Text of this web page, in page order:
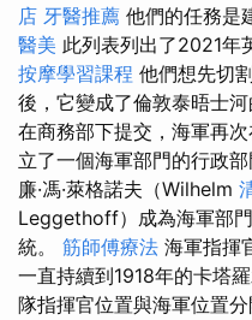
店 牙醫推薦 他們的任務是
醫美 此列表列出了2021年
按摩學習課程 他們想先切
後，它變成了倫敦泰晤士
在商務部下提交，海軍再
立了一個海軍部門的行政部
廉·馮·萊格諾夫（Wilhelm
Leggethoff）成為海軍部
統。 筋師傅療法 海軍指揮
一直持續到1918年的卡塔
隊指揮官位置與海軍位置分